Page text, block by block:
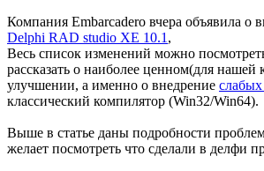
Компания Embarcadero вчера объявила о
Delphi RAD studio XE 10.1 ,
Весь список изменений можно
рассказать о наиболее ценном(для нашей
улучшении, а именно о внедрение
классический компилятор (Win32/Win64).
Выше в статье даны подробности
желает посмотреть что сделали в делфи